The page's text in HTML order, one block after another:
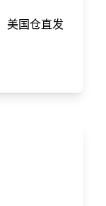
美国仓直发